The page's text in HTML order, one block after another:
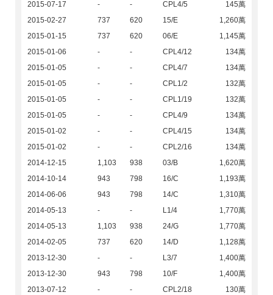
2015-07-17
- - CPL4/5
145萬
2015-02-27
737 620 15/E
1,260萬
2015-01-15
737 620 06/E
1,145萬
2015-01-06
- - CPL4/12
134萬
2015-01-05
- - CPL4/7
134萬
2015-01-05
- - CPL1/2
132萬
2015-01-05
- - CPL1/19
132萬
2015-01-05
- - CPL4/9
134萬
2015-01-02
- - CPL4/15
134萬
2015-01-02
- - CPL2/16
134萬
2014-12-15
1,103 938 03/B
1,620萬
2014-10-14
943 798 16/C
1,193萬
2014-06-06
943 798 14/C
1,310萬
2014-05-13
- - L1/4
1,770萬
2014-05-13
1,103 938 24/G
1,770萬
2014-02-05
737 620 14/D
1,128萬
2013-12-30
- - L3/7
1,400萬
2013-12-30
943 798 10/F
1,400萬
2013-07-12
- - CPL2/18
130萬